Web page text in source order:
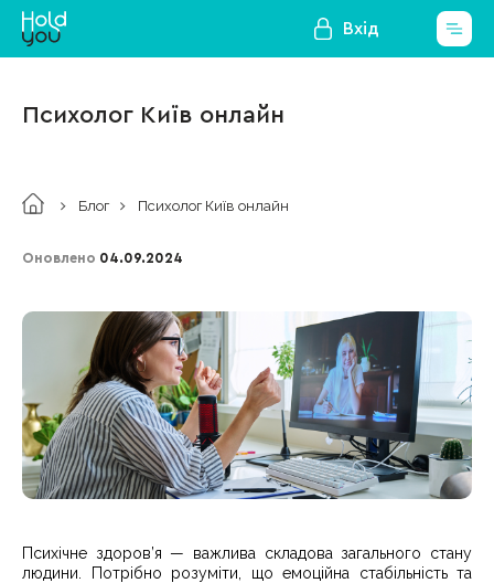
Вхід
Психолог Київ онлайн
Блог Психолог Київ онлайн
Оновлено 04.09.2024
Психічне здоров’я — важлива складова загального стану
людини. Потрібно розуміти, що емоційна стабільність та